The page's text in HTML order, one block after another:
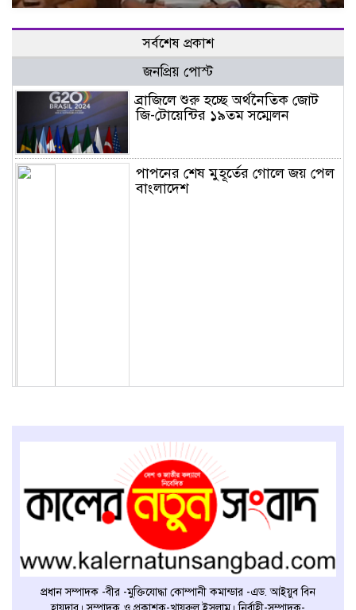
সর্বশেষ প্রকাশ
জনপ্রিয় পোস্ট
ব্রাজিলে শুরু হচ্ছে অর্থনৈতিক জোট
জি-টোয়েন্টির ১৯তম সম্মেলন
পাপনের শেষ মুহূর্তের গোলে জয় পেল
বাংলাদেশ
প্রধান সম্পাদক -বীর -মুক্তিযোদ্ধা কোম্পানী কমান্ডার -এড. আইয়ুব বিন